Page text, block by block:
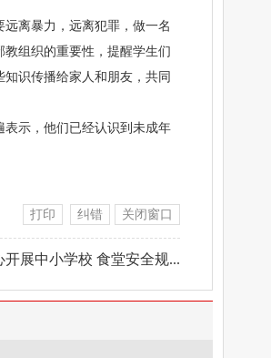
离暴力，远离犯罪，做一名
组织的重要性，提醒学生们
识传播给家人和朋友，共同
示，他们已经认识到未成年
打印 纠错 关闭窗口
展中小学校 食堂安全规...